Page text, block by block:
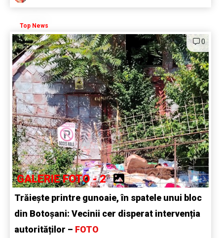
Top News
0
GALERIE FOTO - 2
Trăiește printre gunoaie, în spatele unui bloc
din Botoșani: Vecinii cer disperat intervenția
autorităților – FOTO